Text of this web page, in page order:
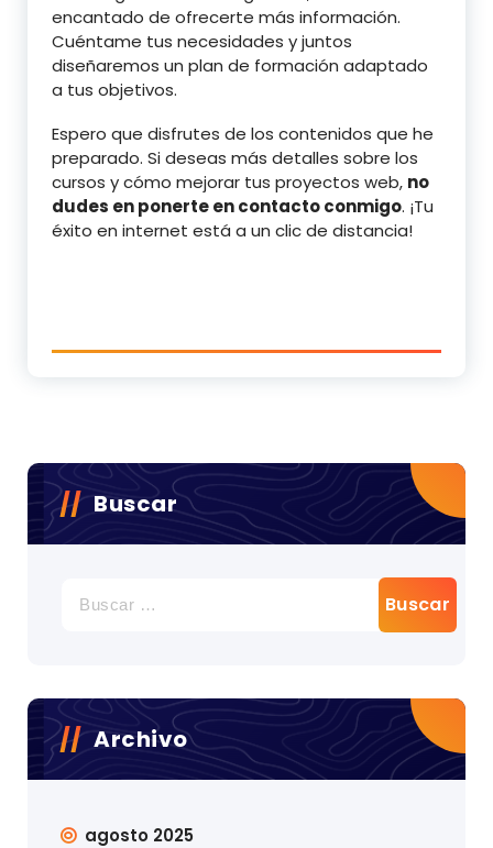
encantado de ofrecerte más información.
Cuéntame tus necesidades y juntos
diseñaremos un plan de formación adaptado
a tus objetivos.
Espero que disfrutes de los contenidos que he
preparado. Si deseas más detalles sobre los
cursos y cómo mejorar tus proyectos web, no
dudes en ponerte en contacto conmigo. ¡Tu
éxito en internet está a un clic de distancia!
Buscar
Archivo
agosto 2025